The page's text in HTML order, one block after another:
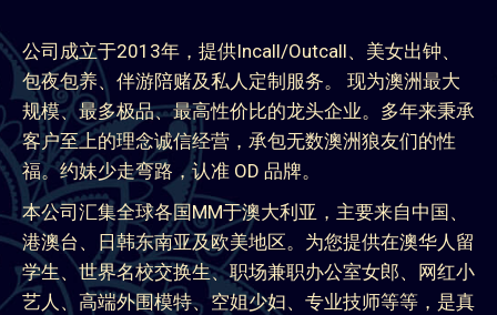
公司成立于2013年，提供Incall/Outcall、美女出钟、
包夜包养、伴游陪赌及私人定制服务。 现为澳洲最大
规模、最多极品、最高性价比的龙头企业。多年来秉承
客户至上的理念诚信经营，承包无数澳洲狼友们的性
福。约妹少走弯路，认准 OD 品牌。
本公司汇集全球各国MM于澳大利亚，主要来自中国、
港澳台、日韩东南亚及欧美地区。为您提供在澳华人留
学生、世界名校交换生、职场兼职办公室女郎、网红小
艺人、高端外围模特、空姐少妇、专业技师等等，是真